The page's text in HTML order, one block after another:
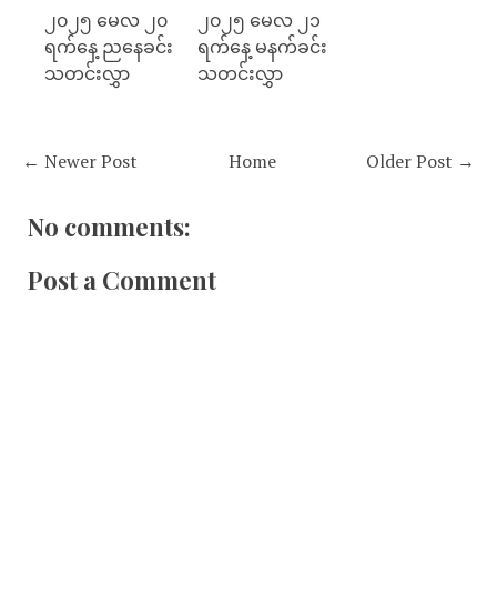
၂၀၂၅ မေလ ၂၀
ရက်နေ့ ညနေခင်း
သတင်းလွှာ
၂၀၂၅ မေလ ၂၁
ရက်နေ့ မနက်ခင်း
သတင်းလွှာ
← Newer Post Older Post →
Home
No comments:
Post a Comment